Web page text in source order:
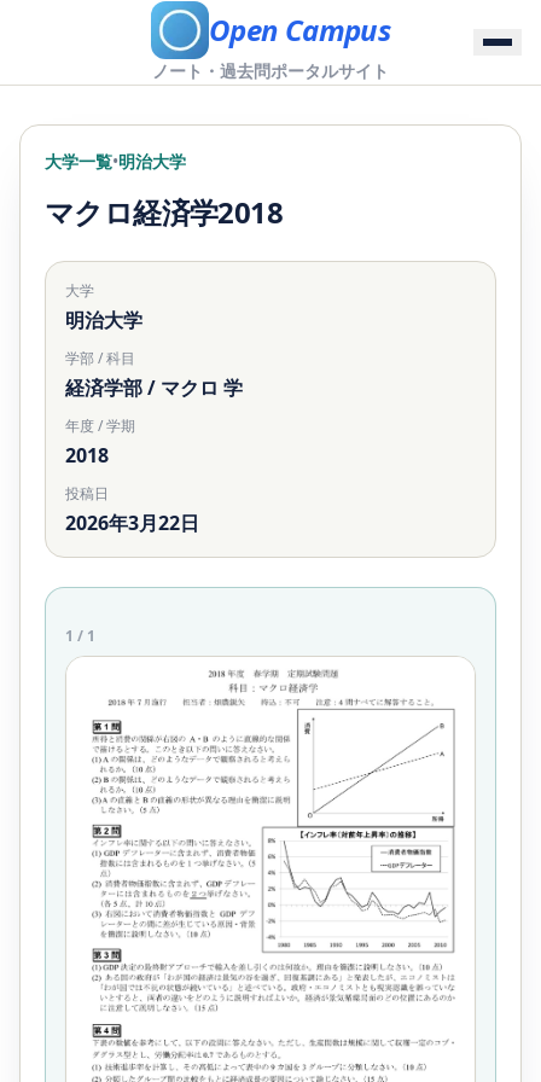
Open Campus
ノート・過去問ポータルサイト
大学一覧•明治大学
マクロ経済学2018
大学
明治大学
学部 / 科目
経済学部 / マクロ 学
年度 / 学期
2018
投稿日
2026年3月22日
1 / 1